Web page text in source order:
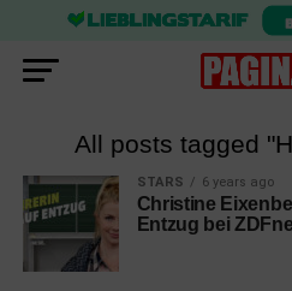
All posts tagged
STARS 6 years ago
Christine
Entzug bei